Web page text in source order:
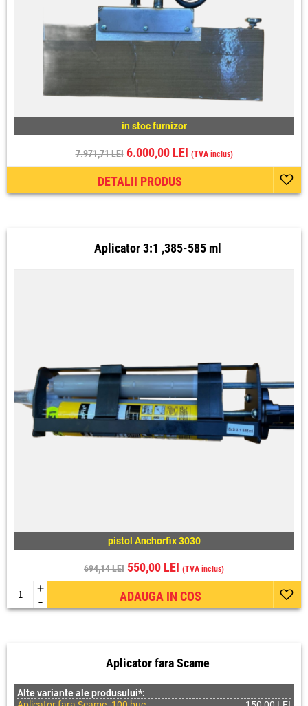
in stoc furnizor
7.971,71 LEI6.000,00 LEI (TVA inclus)
DETALII PRODUS
Aplicator 3:1 ,385-585 ml
pistol Anchorfix 3030
694,14 LEI 550,00 LEI (TVA inclus)
+
- ADAUGA IN COS
Aplicator fara Scame
Alte variante ale produsului*: